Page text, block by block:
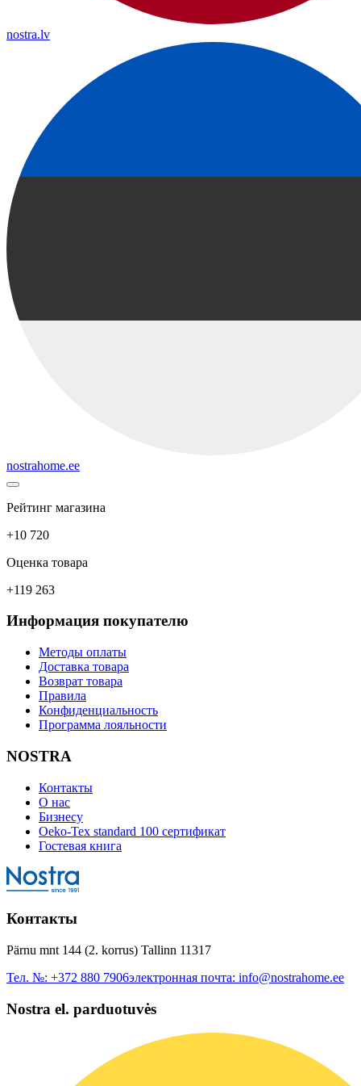
nostra.lv
nostrahome.ee
Рейтинг магазина
+10 720
Оценка товара
+119 263
Информация покупателю
Методы оплаты
Доставка товара
Возврат товара
Правила
Конфиденциальность
Программа лояльности
NOSTRA
Контакты
О нас
Бизнесу
Oeko-Tex standard 100 сертификат
Гостевая книга
Контакты
Pärnu mnt 144 (2. korrus) Tallinn 11317
Тел. №: +372 880 7906электронная почта: info@nostrahome.ee
Nostra el. parduotuvės